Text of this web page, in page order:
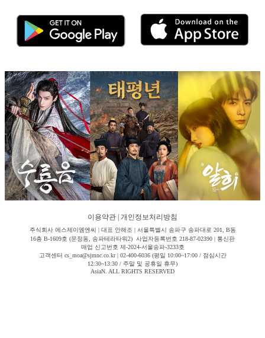
이용약관 개인정보처리방침
주식회사 에스제이엠엔씨 | 대표 안해조 | 서울특별시 송파구 송파대로 201, B동
16층 B-1609호 (문정동, 송파테라타워2) 사업자등록번호 218-87-02390 | 통신판
매업 신고번호 제-2024-서울송파-3233호
고객센터 cs_moa@sjmnc.co.kr | 02-400-6036 (평일 10:00~17:00 / 점심시간
12:30~13:30 / 주말 및 공휴일 휴무)
AsiaN. ALL RIGHTS RESERVED